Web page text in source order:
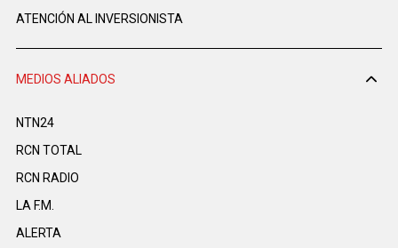
ATENCIÓN AL INVERSIONISTA
MEDIOS ALIADOS
NTN24
RCN TOTAL
RCN RADIO
LA F.M.
ALERTA